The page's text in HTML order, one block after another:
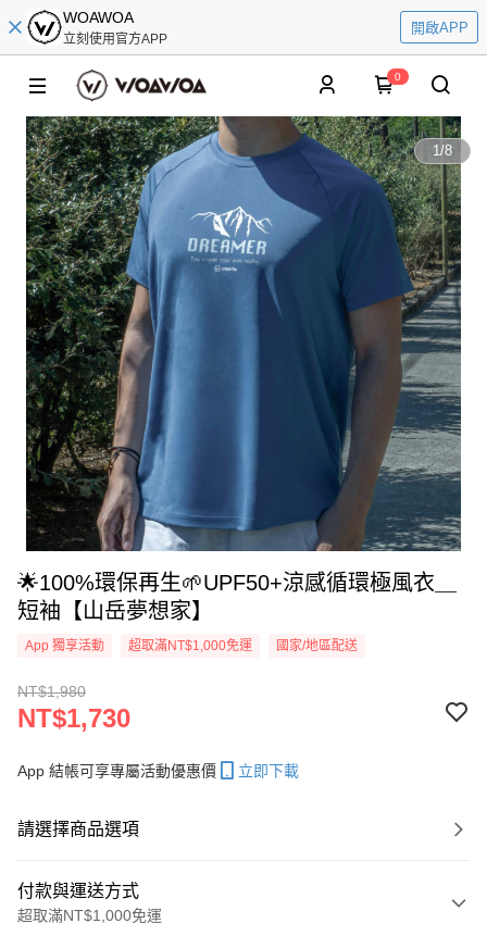
WOAWOA
立刻使用官方APP
開啟APP
0
1/8
🌟100%環保再生🌱UPF50+涼感循環極風衣＿
短袖【山岳夢想家】
App 獨享活動 超取滿NT$1,000免運 國家/地區配送
NT$1,980
NT$1,730
App 結帳可享專屬活動優惠價 立即下載
請選擇商品選項
付款與運送方式
超取滿NT$1,000免運